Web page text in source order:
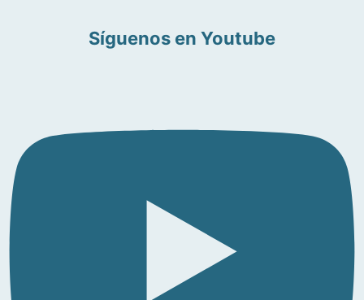
Síguenos en Youtube